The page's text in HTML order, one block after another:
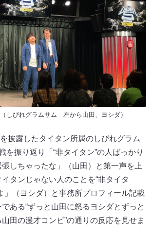
（しびれグラムサム 左から山田、ヨシダ）
披露したタイタン所属のしびれグラム
を振り返り「“非タイタン”の人ばっかり
しちゃったな」（山田）と第一声を上
タンじゃない人のことを“非タイタ
」（ヨシダ）と事務所プロフィール記載
ある“ずっと山田に怒るヨシダとずっと
田の漫才コンビ”の通りの反応を見せま